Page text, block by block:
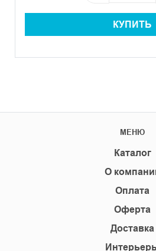
КУПИТЬ
МЕНЮ
Каталог
О
Оплата
Оферта
Доставка